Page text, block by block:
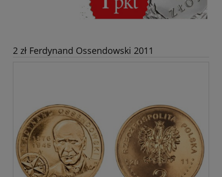
2 zł Ferdynand Ossendowski 2011